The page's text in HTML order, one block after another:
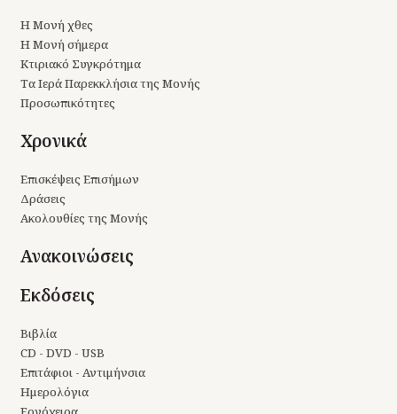
Η Μονή χθες
Η Μονή σήμερα
Κτιριακό Συγκρότημα
Τα Ιερά Παρεκκλήσια της Μονής
Προσωπικότητες
Χρονικά
Επισκέψεις Επισήμων
Δράσεις
Ακολουθίες της Μονής
Ανακοινώσεις
Εκδόσεις
Βιβλία
CD - DVD - USB
Επιτάφιοι - Αντιμήνσια
Ημερολόγια